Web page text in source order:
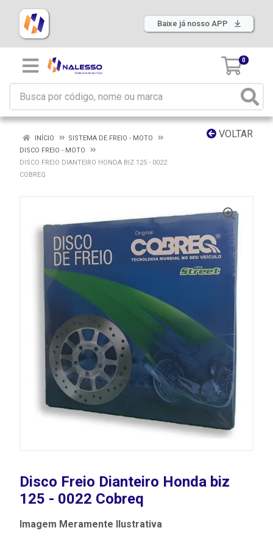
Baixe já nosso APP
0
VOLTAR
INÍCIO
SISTEMA DE FREIO - MOTO
DISCO FREIO - MOTO
DISCO FREIO DIANTEIRO HONDA BIZ 125 - 0022
COBREQ
Disco Freio Dianteiro Honda biz
125 - 0022 Cobreq
Imagem Meramente Ilustrativa